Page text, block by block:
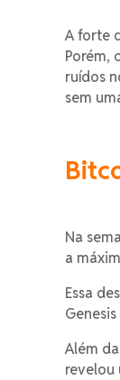
A forte
Porém,
ruídos
sem
Na
a
Essa
Além
revelou